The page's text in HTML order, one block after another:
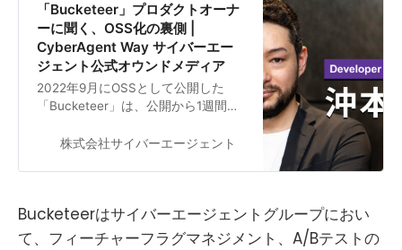
「Bucketeer」プロダクトオーナ
ーに聞く、OSS化の裏側 |
CyberAgent Way サイバーエー
ジェント公式オウンドメディア
2022年9月にOSSとして公開した
「Bucketeer」は、公開から1週間で
めるなど、大きな反響をいただきま
株式会社サイバーエージェント
Bucketeerはサイバーエージェントグループにおい
て、フィーチャーフラグマネジメント、A/Bテストの